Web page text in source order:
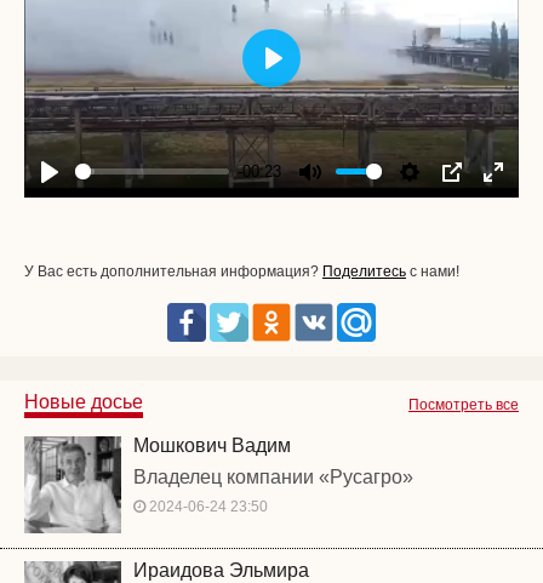
Play
-00:23
Mute SettingsPIP
Enter
Play
У Вас есть дополнительная информация? Поделитесь с нами!
Посмотреть все
Новые досье
Мошкович Вадим
Владелец компании «Русагро»
2024-06-24 23:50
Ираидова Эльмира